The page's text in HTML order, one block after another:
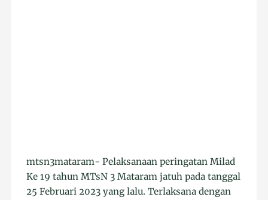
mtsn3mataram- Pelaksanaan peringatan Milad
Ke 19 tahun MTsN 3 Mataram jatuh pada tanggal
25 Februari 2023 yang lalu. Terlaksana dengan